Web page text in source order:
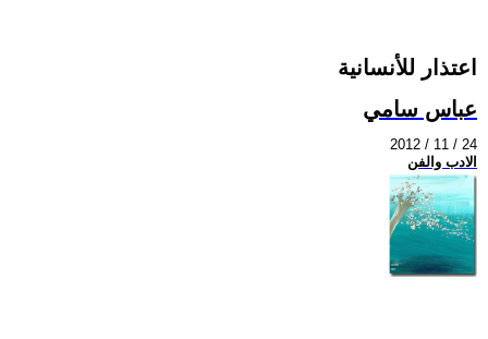
اعتذار للأنسانية
عباس سامي
2012 / 11 / 24
الادب والفن